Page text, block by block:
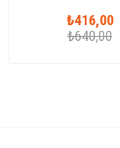
₺416,00
₺640,00